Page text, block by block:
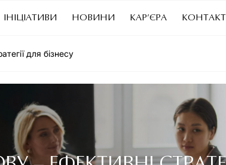
ІНІЦІАТИВИ НОВИНИ КАР’ЄРА
для бізнесу